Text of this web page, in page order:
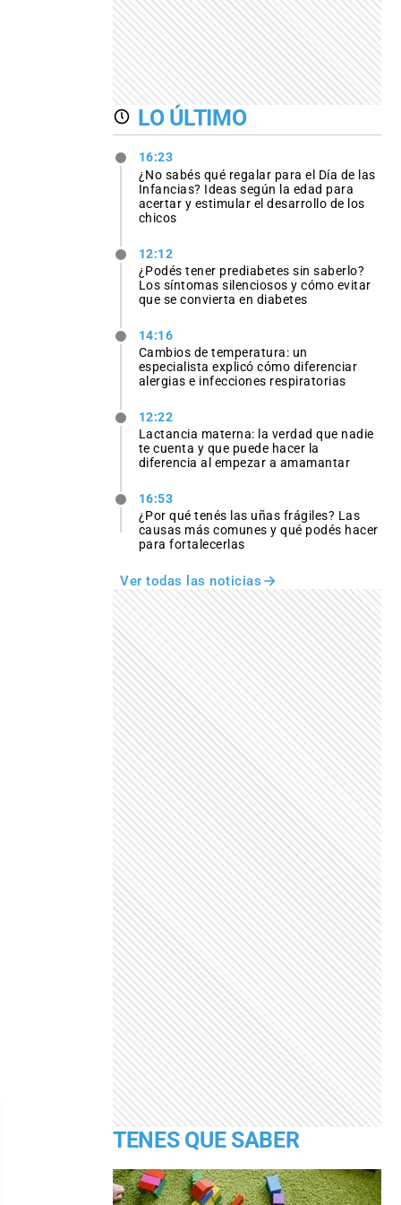
LO ÚLTIMO
16:23
¿No sabés qué regalar para el Día de las
Infancias? Ideas según la edad para
acertar y estimular el desarrollo de los
chicos
12:12
¿Podés tener prediabetes sin saberlo?
Los síntomas silenciosos y cómo evitar
que se convierta en diabetes
14:16
Cambios de temperatura: un
especialista explicó cómo diferenciar
alergias e infecciones respiratorias
12:22
Lactancia materna: la verdad que nadie
te cuenta y que puede hacer la
diferencia al empezar a amamantar
16:53
¿Por qué tenés las uñas frágiles? Las
causas más comunes y qué podés hacer
para fortalecerlas
Ver todas las noticias
TENES QUE SABER